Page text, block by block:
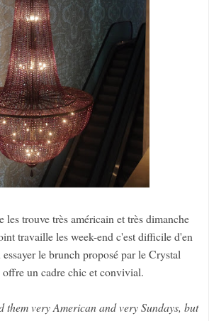
les trouve très américain et très dimanche
travaille les week-end c'est difficile d'en
le brunch proposé par le Crystal
un cadre chic et convivial.
very American and very Sundays, but